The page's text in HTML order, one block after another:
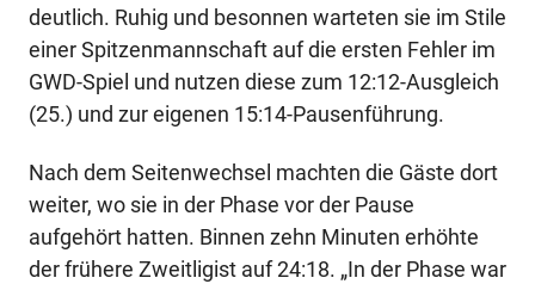
deutlich. Ruhig und besonnen warteten sie im Stile
einer Spitzenmannschaft auf die ersten Fehler im
GWD-Spiel und nutzen diese zum 12:12-Ausgleich
(25.) und zur eigenen 15:14-Pausenführung.
Nach dem Seitenwechsel machten die Gäste dort
weiter, wo sie in der Phase vor der Pause
aufgehört hatten. Binnen zehn Minuten erhöhte
der frühere Zweitligist auf 24:18. „In der Phase war